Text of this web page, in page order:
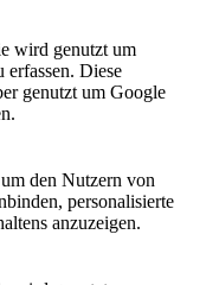
wird genutzt um
erfassen. Diese
genutzt um Google
den Nutzern von
personalisierte
anzuzeigen.